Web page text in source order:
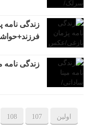
زندگی
زندگی
اولین 107
108